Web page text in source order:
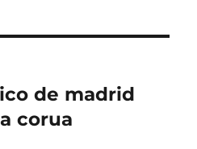
de madrid
corua